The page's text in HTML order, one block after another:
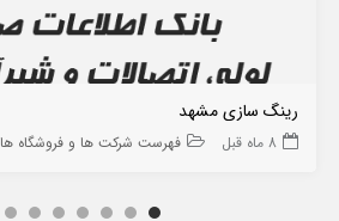
رینگ سازی مشهد
8 ماه قبل فهرست شرکت ها و فروشگاه ها